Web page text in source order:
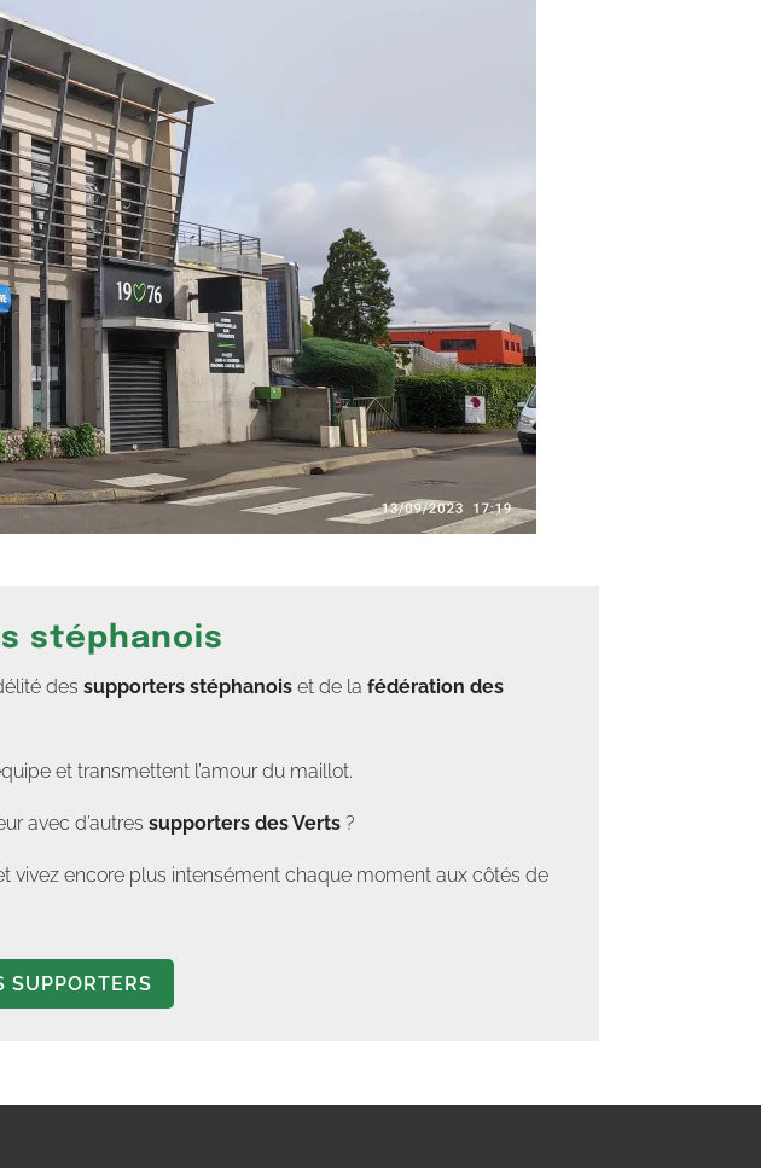
stéphanois
des supporters stéphanois et de la fédération des
et transmettent l’amour du maillot.
avec d’autres supporters des Verts ?
vivez encore plus intensément chaque moment aux côtés de
SUPPORTERS